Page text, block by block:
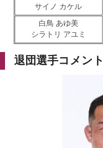
サイノ カケル
白鳥 あゆ美
シラトリ アユミ
退団選手コメント